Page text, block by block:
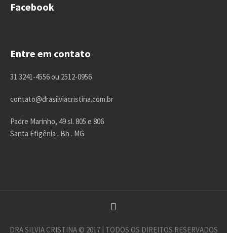
Facebook
Entre em contato
31 3241-4556 ou 2512-0956
contato@drasilviacristina.com.br
Padre Marinho, 49 sl. 805 e 806
Santa Efigênia . Bh . MG
DRA SILVIA CRISTINA © 2017 | TODOS OS DIREITOS RESERVADOS